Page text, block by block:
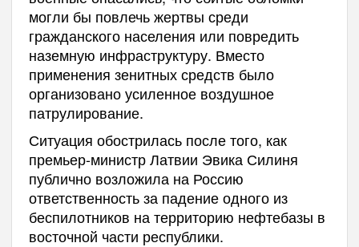
могли бы повлечь жертвы среди
гражданского населения или повредить
наземную инфраструктуру. Вместо
применения зенитных средств было
организовано усиленное воздушное
патрулирование.
Ситуация обострилась после того, как
премьер-министр Латвии Эвика Силиня
публично возложила на Россию
ответственность за падение одного из
беспилотников на территорию нефтебазы в
восточной части республики.